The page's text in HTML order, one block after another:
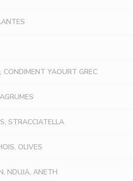
YAOURT GREC
STRACCIATELLA
OLIVES
NDUJA, ANETH